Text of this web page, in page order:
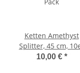
Ketten Amethyst
Splitter, 45 cm,
Pack
10,00 € *